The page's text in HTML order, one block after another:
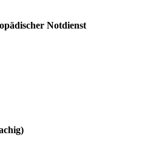
Notdienst